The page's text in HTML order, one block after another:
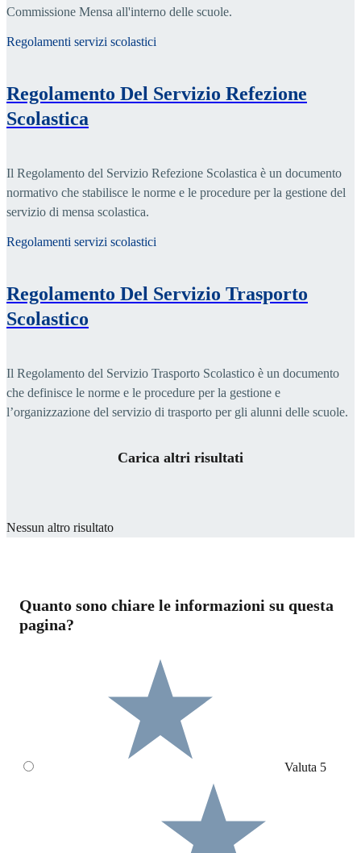
Commissione Mensa all'interno delle scuole.
Regolamenti servizi scolastici
Regolamento Del Servizio Refezione
Scolastica
Il Regolamento del Servizio Refezione Scolastica è un documento
normativo che stabilisce le norme e le procedure per la gestione del
servizio di mensa scolastica.
Regolamenti servizi scolastici
Regolamento Del Servizio Trasporto
Scolastico
Il Regolamento del Servizio Trasporto Scolastico è un documento
che definisce le norme e le procedure per la gestione e
l’organizzazione del servizio di trasporto per gli alunni delle scuole.
Carica altri risultati
Nessun altro risultato
Quanto sono chiare le informazioni su questa
pagina?
Valuta 5